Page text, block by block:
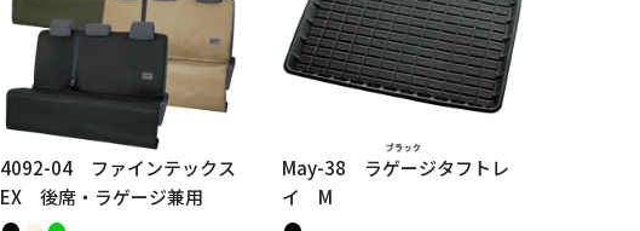
4092-04 ファインテックス
EX 後席・ラゲージ兼用
May-38 ラゲージタフトレ
イ M